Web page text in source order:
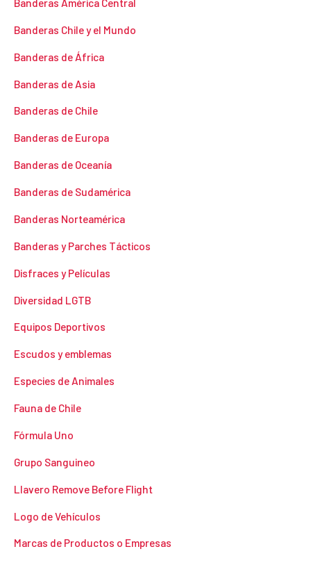
Banderas Chile y el Mundo
Banderas de África
Banderas de Asia
Banderas de Chile
Banderas de Europa
Banderas de Oceanía
Banderas de Sudamérica
Banderas Norteamérica
Banderas y Parches Tácticos
Disfraces y Películas
Diversidad LGTB
Equipos Deportivos
Escudos y emblemas
Especies de Animales
Fauna de Chile
Fórmula Uno
Grupo Sanguineo
Llavero Remove Before Flight
Logo de Vehículos
Marcas de Productos o Empresas